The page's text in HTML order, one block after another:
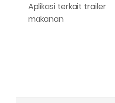
Aplikasi terkait trailer
makanan